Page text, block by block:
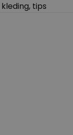
kleding, tips